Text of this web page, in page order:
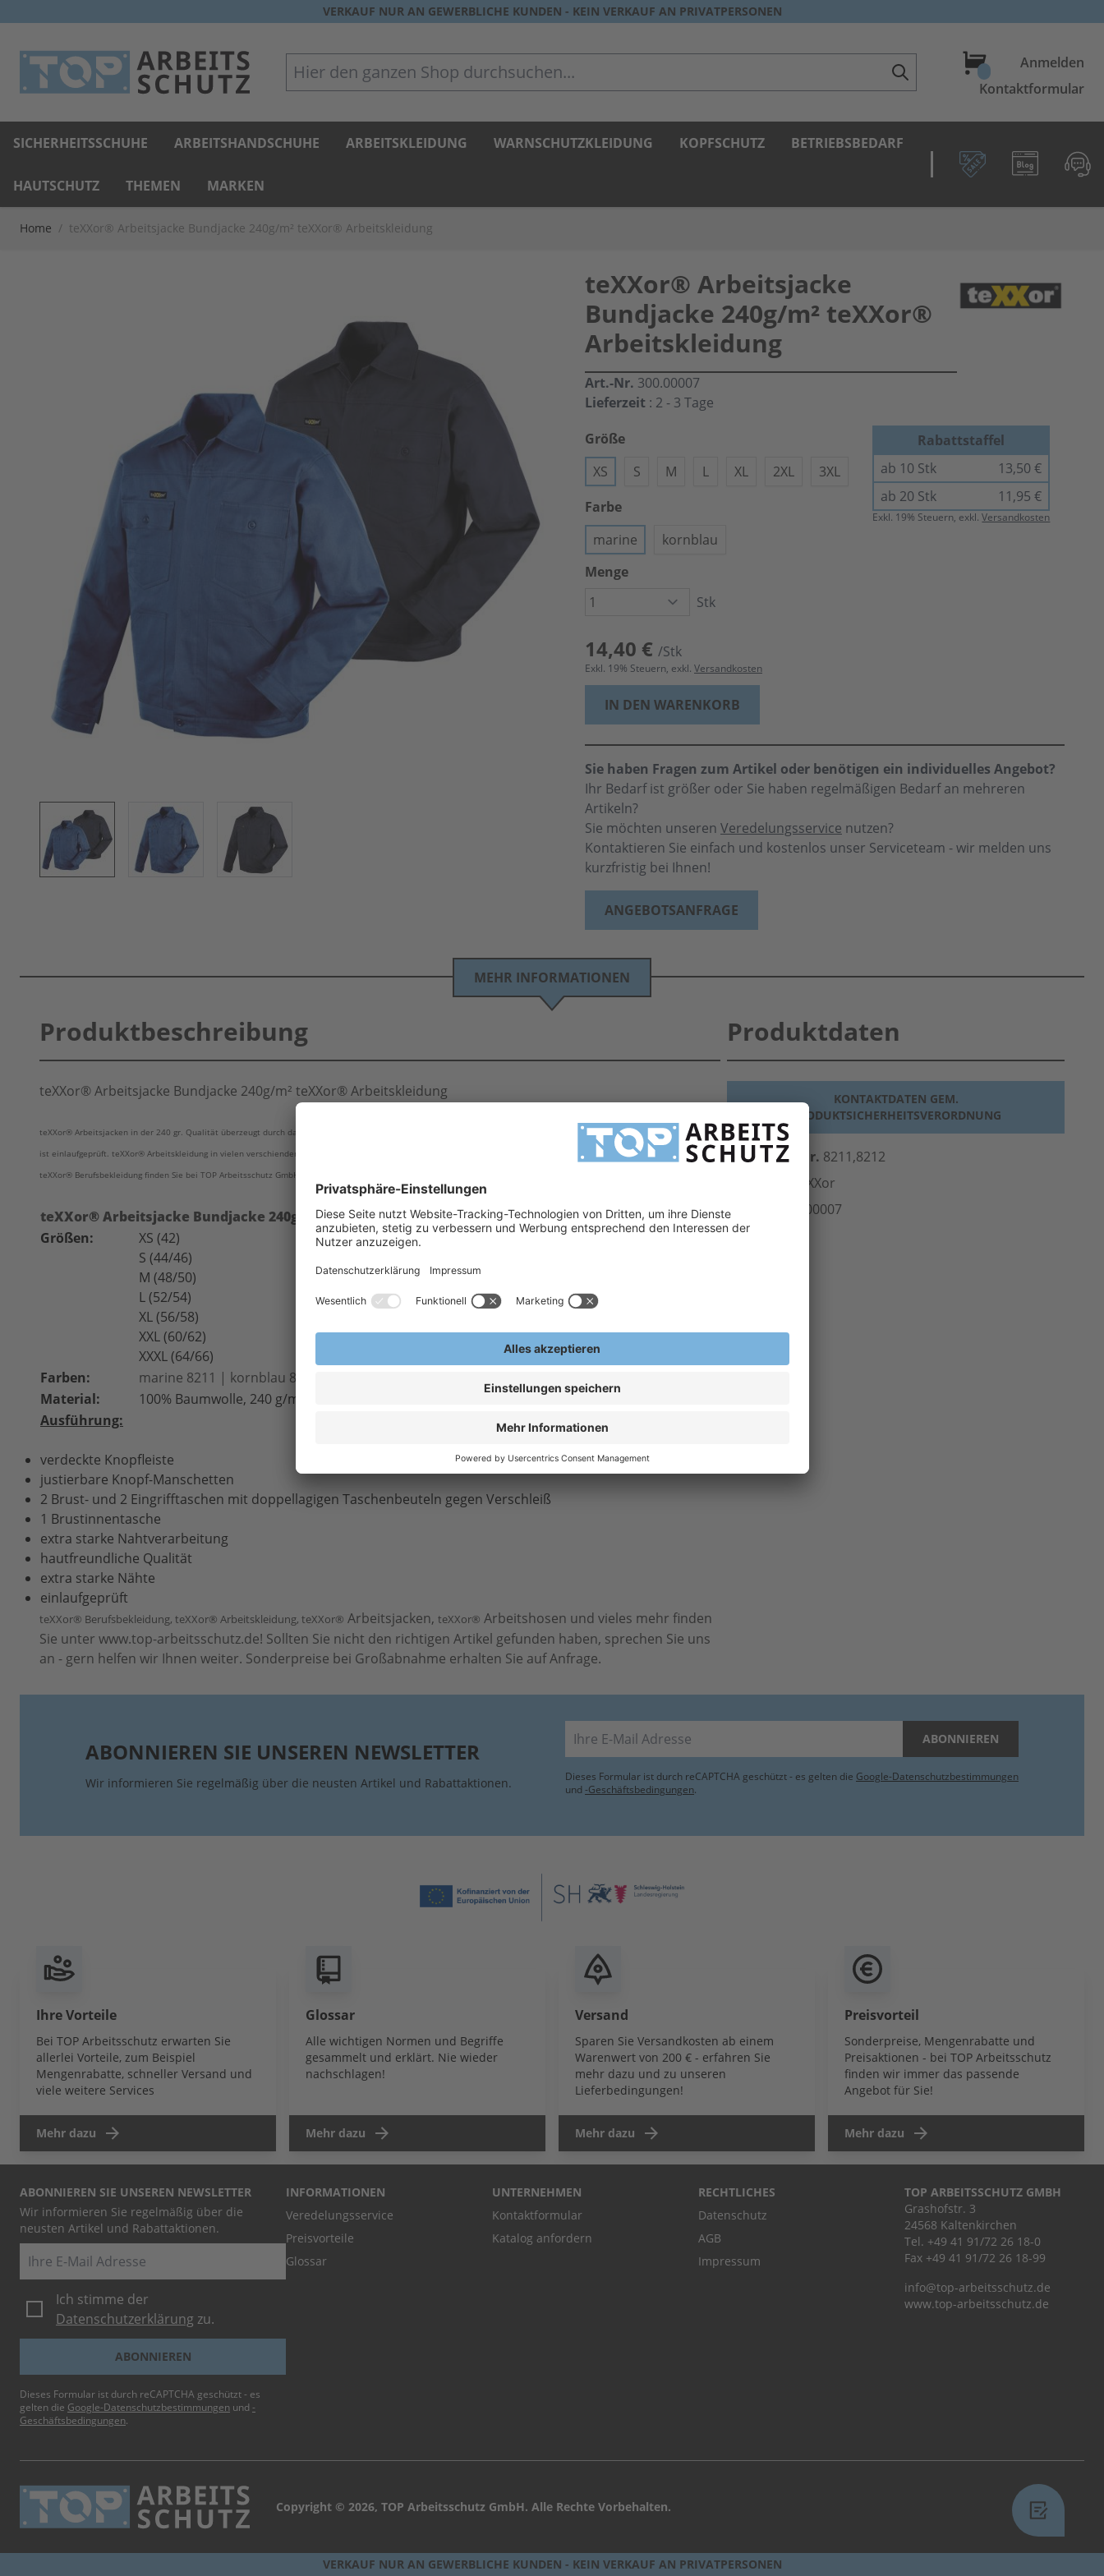
VERKAUF NUR AN GEWERBLICHE KUNDEN - KEIN VERKAUF AN PRIVATPERSONEN
Hier den ganzen Shop durchsuchen... WarenkorbAnmelden
Kontaktformular
SICHERHEITSSCHUHE ARBEITSHANDSCHUHE ARBEITSKLEIDUNG WARNSCHUTZKLEIDUNG KOPFSCHUTZ BETRIEBSBEDARF
HAUTSCHUTZ THEMEN MARKEN
Home / teXXor® Arbeitsjacke Bundjacke 240g/m² teXXor® Arbeitskleidung
teXXor® Arbeitsjacke
Bundjacke 240g/m² teXXor®
Arbeitskleidung
Art.-Nr. 300.00007
Lieferzeit : 2 - 3 Tage
Größe
XS
S M L XL 2XL
3XL
Farbe
marine
kornblau
Menge
Stk
14,40 € /Stk
Exkl. 19% Steuern, exkl. Versandkosten
Rabattstaffel
ab 10 Stk
13,50 €
ab 20 Stk
11,95 €
Exkl. 19% Steuern, exkl.Versandkosten
IN DEN WARENKORB
Sie haben Fragen zum Artikel oder benötigen ein individuelles Angebot?
Ihr Bedarf ist größer oder Sie haben regelmäßigen Bedarf an mehreren
Artikeln?
Sie möchten unseren Veredelungsservice nutzen?
Kontaktieren Sie einfach und kostenlos unser Serviceteam - wir melden uns
kurzfristig bei Ihnen!
ANGEBOTSANFRAGE
MEHR INFORMATIONEN
Produktbeschreibung
teXXor® Arbeitsjacke Bundjacke 240g/m² teXXor® Arbeitskleidung
teXXor® Arbeitsjacken in der 240 gr. Qualität überzeugt durch das hervorragende Preis-Leistungsverhältnis. teXXor® Berufsbekleidung verfügt über extra starke Nähte und
ist einlaufgeprüft. teXXor® Arbeitskleidung in vielen verschienden Ausführungen wie z. B. der Arbeitsjacke, Arbeitshose, Arbeitslatzhose und alle anderen Artikel der
teXXor® Berufsbekleidung finden Sie bei TOP Arbeitsschutz GmbH.
teXXor® Arbeitsjacke Bundjacke 240g/m² teXXor® Arbeitskleidung
Größen:
XS (42)
S (44/46)
M (48/50)
L (52/54)
XL (56/58)
XXL (60/62)
XXXL (64/66)
Farben:
marine 8211 | kornblau 8212
Material:
100% Baumwolle, 240 g/m²
Ausführung:
verdeckte Knopfleiste
justierbare Knopf-Manschetten
2 Brust- und 2 Eingrifftaschen mit doppellagigen Taschenbeuteln gegen Verschleiß
1 Brustinnentasche
extra starke Nahtverarbeitung
hautfreundliche Qualität
extra starke Nähte
einlaufgeprüft
teXXor® Berufsbekleidung, teXXor® Arbeitskleidung, teXXor® Arbeitsjacken, teXXor® Arbeitshosen und vieles mehr finden
Sie unter www.top-arbeitsschutz.de! Sollten Sie nicht den richtigen Artikel gefunden haben, sprechen Sie uns
an - gern helfen wir Ihnen weiter. Sonderpreise bei Großabnahme erhalten Sie auf Anfrage.
Produktdaten
KONTAKTDATEN GEM.
PRODUKTSICHERHEITSVERORDNUNG
Herst.-Art.-Nr. 8211,8212
teXXor
Art.-Nr.
300.00007
Einheit
ABONNIEREN SIE UNSEREN NEWSLETTER
Wir informieren Sie regelmäßig über die neusten Artikel und Rabattaktionen.
E-Mail ABONNIEREN
Dieses Formular ist durch reCAPTCHA geschützt - es gelten die Google-Datenschutzbestimmungen
und -Geschäftsbedingungen.
Ihre Vorteile
Bei TOP Arbeitsschutz erwarten Sie
allerlei Vorteile, zum Beispiel
Mengenrabatte, schneller Versand und
viele weitere Services
Mehr dazu
Glossar
Alle wichtigen Normen und Begriffe
gesammelt und erklärt. Nie wieder
nachschlagen!
Mehr dazu
Versand
Sparen Sie Versandkosten ab einem
Warenwert von 200 € - erfahren Sie
mehr dazu und zu unseren
Lieferbedingungen!
Mehr dazu
Preisvorteil
Sonderpreise, Mengenrabatte und
Preisaktionen - bei TOP Arbeitsschutz
finden wir immer das passende
Angebot für Sie!
Mehr dazu
ABONNIEREN SIE UNSEREN NEWSLETTER
Wir informieren Sie regelmäßig über die
neusten Artikel und Rabattaktionen.
E-Mail
Ich stimme der
Datenschutzerklärung zu.
ABONNIEREN
Dieses Formular ist durch reCAPTCHA geschützt - es
gelten die Google-Datenschutzbestimmungen und -
Geschäftsbedingungen.
INFORMATIONEN
Veredelungsservice
Preisvorteile
Glossar
UNTERNEHMEN
Kontaktformular
Katalog anfordern
RECHTLICHES
Datenschutz
AGB
Impressum
TOP ARBEITSSCHUTZ GMBH
Grashofstr. 3
24568 Kaltenkirchen
Tel. +49 41 91/72 26 18-0
Fax +49 41 91/72 26 18-99
info@top-arbeitsschutz.de
www.top-arbeitsschutz.de
Copyright © 2026, TOP Arbeitsschutz GmbH. Alle Rechte Vorbehalten.
VERKAUF NUR AN GEWERBLICHE KUNDEN - KEIN VERKAUF AN PRIVATPERSONEN